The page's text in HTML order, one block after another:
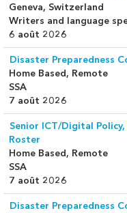
Geneva, Switzerland
Writers and language
6 août 2026
Disaster Preparedness
Home Based, Remote
SSA
7 août 2026
Senior ICT/Digital
Roster
Home Based, Remote
SSA
7 août 2026
Disaster Preparedness